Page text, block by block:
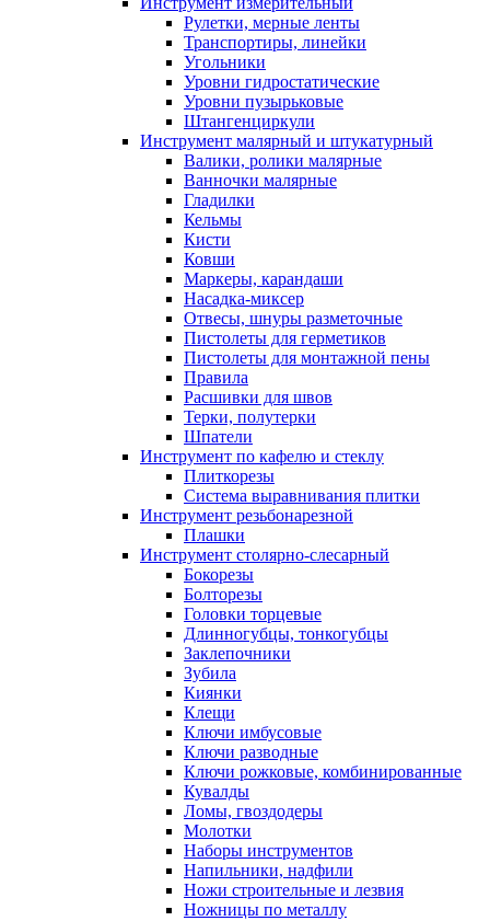
Рулетки, мерные ленты
Транспортиры, линейки
Угольники
Уровни гидростатические
Уровни пузырьковые
Штангенциркули
Инструмент малярный и штукатурный
Валики, ролики малярные
Ванночки малярные
Гладилки
Кельмы
Кисти
Ковши
Маркеры, карандаши
Насадка-миксер
Отвесы, шнуры разметочные
Пистолеты для герметиков
Пистолеты для монтажной пены
Правила
Расшивки для швов
Терки, полутерки
Шпатели
Инструмент по кафелю и стеклу
Плиткорезы
Система выравнивания плитки
Инструмент резьбонарезной
Плашки
Инструмент столярно-слесарный
Бокорезы
Болторезы
Головки торцевые
Длинногубцы, тонкогубцы
Заклепочники
Зубила
Киянки
Клещи
Ключи имбусовые
Ключи разводные
Ключи рожковые, комбинированные
Кувалды
Ломы, гвоздодеры
Молотки
Наборы инструментов
Напильники, надфили
Ножи строительные и лезвия
Ножницы по металлу